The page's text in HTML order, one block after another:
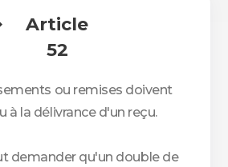
Article
52
ou remises doivent
à la délivrance d'un reçu.
demander qu'un double de